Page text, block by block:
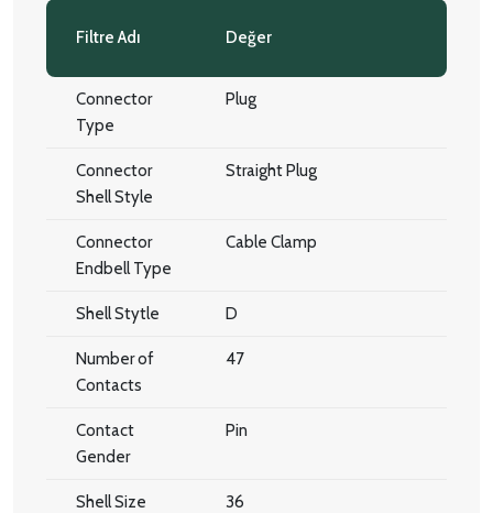
Filtre Adı Değer
Connector
Type
Plug
Connector
Shell Style
Straight Plug
Connector
Endbell Type
Cable Clamp
Shell Stytle D
Number of
Contacts
47
Contact
Gender
Pin
Shell Size 36